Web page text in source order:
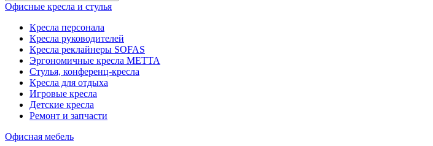
Офисные кресла и стулья
Кресла персонала
Кресла руководителей
Кресла реклайнеры SOFAS
Эргономичные кресла МЕТТА
Стулья, конференц-кресла
Кресла для отдыха
Игровые кресла
Детские кресла
Ремонт и запчасти
Офисная мебель